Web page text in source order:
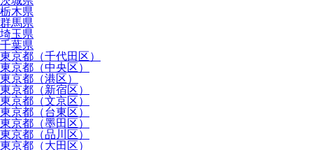
栃木県
群馬県
埼玉県
千葉県
東京都（千代田区）
東京都（中央区）
東京都（港区）
東京都（新宿区）
東京都（文京区）
東京都（台東区）
東京都（墨田区）
東京都（品川区）
東京都（大田区）